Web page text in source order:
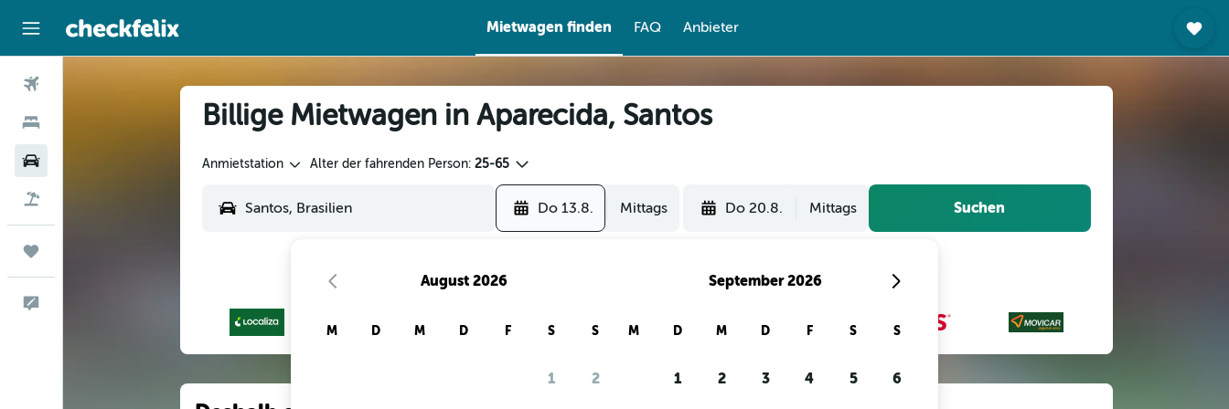
Mietwagen finden FAQ Anbieter
Billige Mietwagen in Aparecida, Santos
Anmietstation Alter der fahrenden Person: 25-65
Do 13.8. Mittags Do 20.8. Mittags Suchen
August 2026
M D M D F S S
1 2
September 2026
M D M D F S S
1 2 3 4 5 6